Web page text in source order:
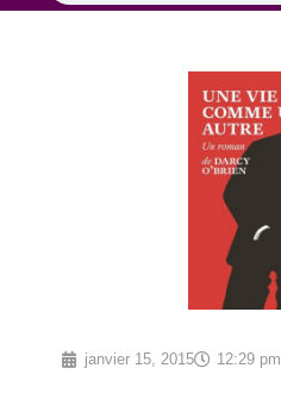
janvier 15, 2015 12:29 pm